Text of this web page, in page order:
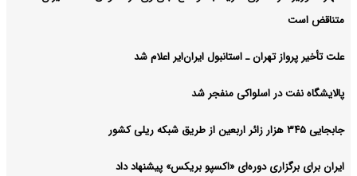
متناقض است
علت تأخیر پرواز تهران ـ استانبول ایران‌ایر اعلام شد
پالایشگاه نفت در اسلواکی منفجر شد
جابجایی ۳۴۵ هزار زائر اربعین از طریق شبکه ریلی کشور
ایران برای برگزاری دوره‌ای «اکسپو بریکس» پیشنهاد داد